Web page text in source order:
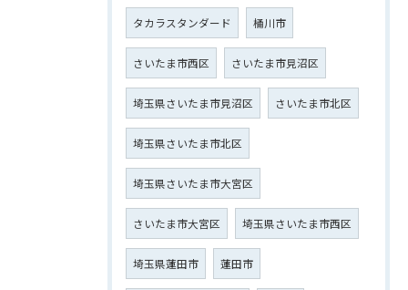
タカラスタンダード 桶川市
さいたま市西区 さいたま市見沼区
埼玉県さいたま市見沼区 さいたま市北区
埼玉県さいたま市北区
埼玉県さいたま市大宮区
さいたま市大宮区 埼玉県さいたま市西区
埼玉県蓮田市 蓮田市